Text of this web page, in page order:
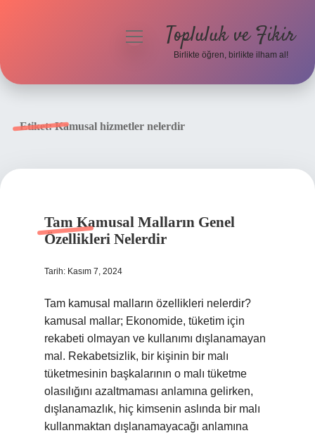
menüyüTopluluk ve Fikir
Birlikte öğren, birlikte ilham al!
Etiket:Kamusal hizmetler nelerdir
Tam Kamusal Malların Genel
Özellikleri Nelerdir
Tarih: Kasım 7, 2024
Tam kamusal malların özellikleri nelerdir?
kamusal mallar; Ekonomide, tüketim için
rekabeti olmayan ve kullanımı dışlanamayan
mal. Rekabetsizlik, bir kişinin bir malı
tüketmesinin başkalarının o malı tüketme
olasılığını azaltmaması anlamına gelirken,
dışlanamazlık, hiç kimsenin aslında bir malı
kullanmaktan dışlanamayacağı anlamına